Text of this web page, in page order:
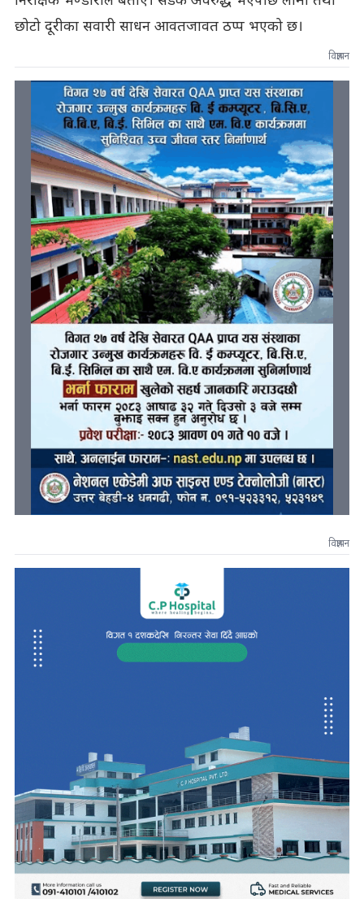
छोटो दूरीका सवारी साधन आवतजावत ठप्प भएको छ।
विज्ञापन
विज्ञापन